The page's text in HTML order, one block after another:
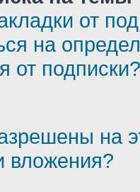
от
на
от подписки?
на
вложения?